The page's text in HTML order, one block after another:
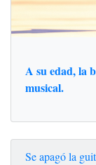
A su edad, la
musical.
Se apagó la